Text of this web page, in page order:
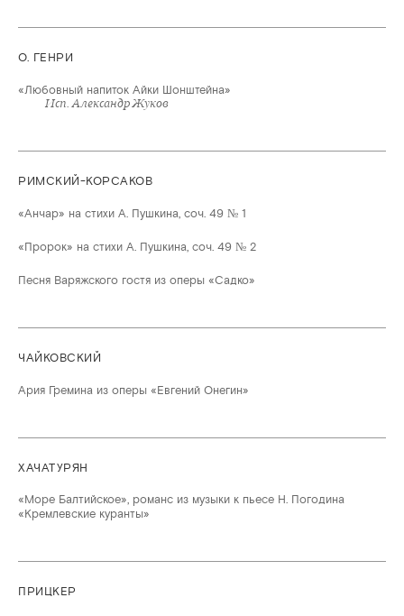
О. ГЕНРИ
«Любовный напиток Айки Шонштейна»
Исп. Александр Жуков
РИМСКИЙ-КОРСАКОВ
«Анчар» на стихи А. Пушкина, соч. 49 № 1
«Пророк» на стихи А. Пушкина, соч. 49 № 2
Песня Варяжского гостя из оперы «Садко»
ЧАЙКОВСКИЙ
Ария Гремина из оперы «Евгений Онегин»
ХАЧАТУРЯН
«Море Балтийское», романс из музыки к пьесе Н. Погодина
«Кремлевские куранты»
ПРИЦКЕР